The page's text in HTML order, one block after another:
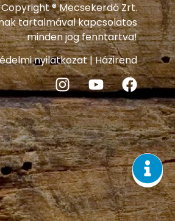
Copyright ® Mecsekerdő Zrt.
tartalmával kapcsolatos
minden jog fenntartva!
nyilatkozat|Házirend